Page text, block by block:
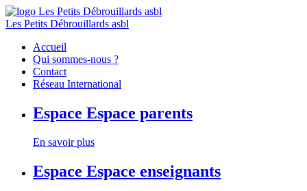
Les Petits Débrouillards asbl
Accueil
Qui sommes-nous ?
Contact
Réseau International
Espace Espace parents
En savoir plus
Espace Espace enseignants